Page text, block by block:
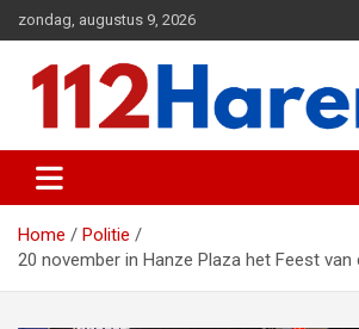
naar
inhoud
zondag, augustus 9, 2026
112 Haren.nl
Home
Politie
20 november in Hanze Plaza het Feest van